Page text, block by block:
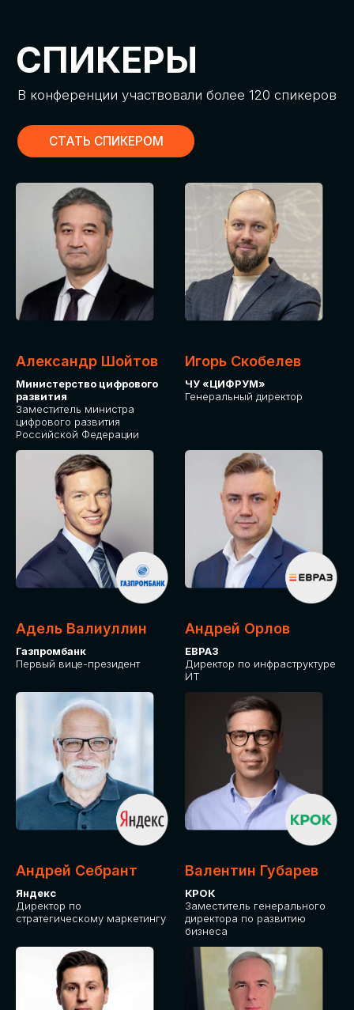
Александр Шойтов
Министерство цифрового
развития
Заместитель министра
цифрового развития
Российской Федерации
Игорь Скобелев
ЧУ «ЦИФРУМ»
Генеральный директор
Адель Валиуллин
Газпромбанк
Первый вице-президент
Андрей Орлов
ЕВРАЗ
Директор по инфраструктуре
ИТ
Андрей Себрант
Яндекс
Директор по
стратегическому маркетингу
Валентин Губарев
КРОК
Заместитель генерального
директора по развитию
бизнеса